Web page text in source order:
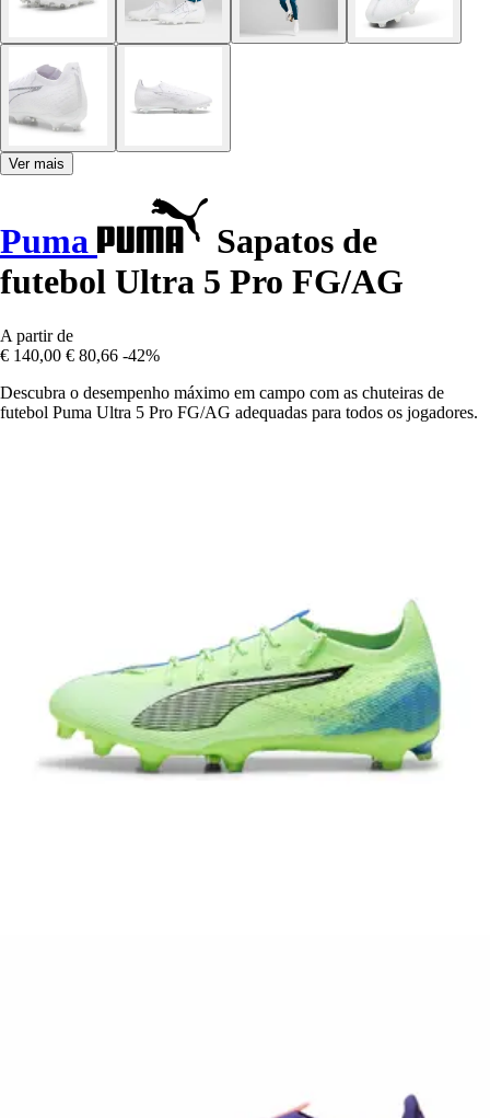
Ver mais
Puma
Sapatos de
futebol Ultra 5 Pro FG/AG
A partir de
€ 140,00 € 80,66 -42%
Descubra o desempenho máximo em campo com as chuteiras de
futebol Puma Ultra 5 Pro FG/AG adequadas para todos os jogadores.